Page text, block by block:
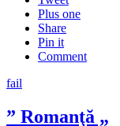
Plus one
Share
Pin it
Comment
fail
” Romanţă „